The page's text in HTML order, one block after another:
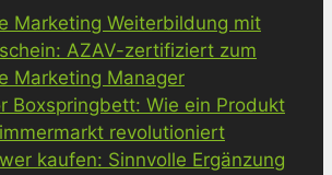
Marketing Weiterbildung mit
AZAV-zertifiziert zum
Marketing Manager
Boxspringbett: Wie ein Produkt
revolutioniert
kaufen: Sinnvolle Ergänzung